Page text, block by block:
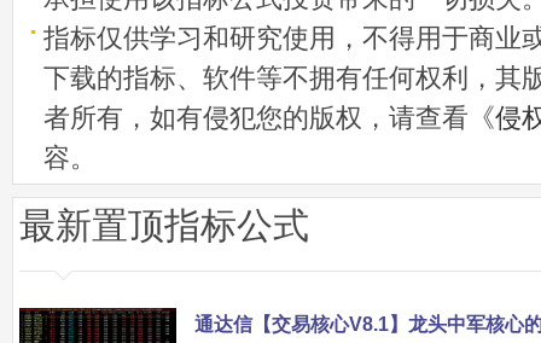
指标仅供学习和研究使用，不得用于商业
下载的指标、软件等不拥有任何权利，其
者所有，如有侵犯您的版权，请查看《侵
容。
最新置顶指标公式